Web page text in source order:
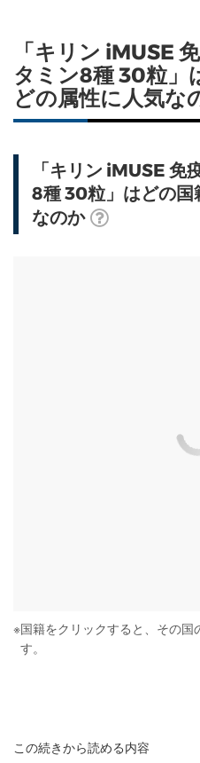
「キリン iMUSE
タミン8種 30粒」
どの属性に人気な
「キリン iMUSE 免
8種 30粒」はどの国
なのか
※国籍をクリックすると、その国
す。
この続きから読める内容